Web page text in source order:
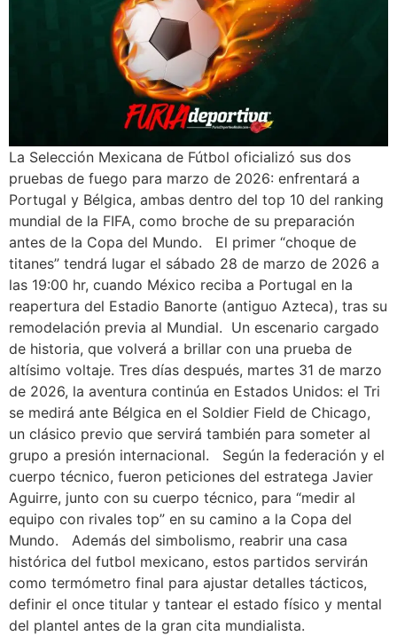
La Selección Mexicana de Fútbol oficializó sus dos
pruebas de fuego para marzo de 2026: enfrentará a
Portugal y Bélgica, ambas dentro del top 10 del ranking
mundial de la FIFA, como broche de su preparación
antes de la Copa del Mundo. El primer “choque de
titanes” tendrá lugar el sábado 28 de marzo de 2026 a
las 19:00 hr, cuando México reciba a Portugal en la
reapertura del Estadio Banorte (antiguo Azteca), tras su
remodelación previa al Mundial. Un escenario cargado
de historia, que volverá a brillar con una prueba de
altísimo voltaje. Tres días después, martes 31 de marzo
de 2026, la aventura continúa en Estados Unidos: el Tri
se medirá ante Bélgica en el Soldier Field de Chicago,
un clásico previo que servirá también para someter al
grupo a presión internacional. Según la federación y el
cuerpo técnico, fueron peticiones del estratega Javier
Aguirre, junto con su cuerpo técnico, para “medir al
equipo con rivales top” en su camino a la Copa del
Mundo. Además del simbolismo, reabrir una casa
histórica del futbol mexicano, estos partidos servirán
como termómetro final para ajustar detalles tácticos,
definir el once titular y tantear el estado físico y mental
del plantel antes de la gran cita mundialista.